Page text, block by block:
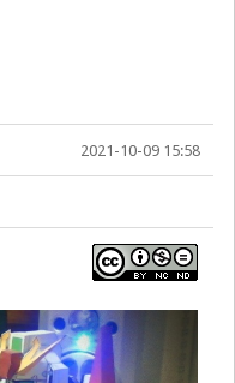
2021-10-09 15:58